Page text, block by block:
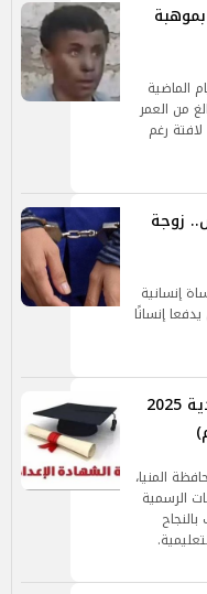
الماضية
من العمر
رغم
زوجة
إنسانية
إنسانًا
رسميًا.. اعتماد نتيجة الشهادة الإعدادية 2025
الشهادة الإعدادية 2025 بمحافظة المنيا،
الرسمية